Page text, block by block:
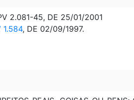
2.081-45, DE 25/01/2001
1.584, DE 02/09/1997.